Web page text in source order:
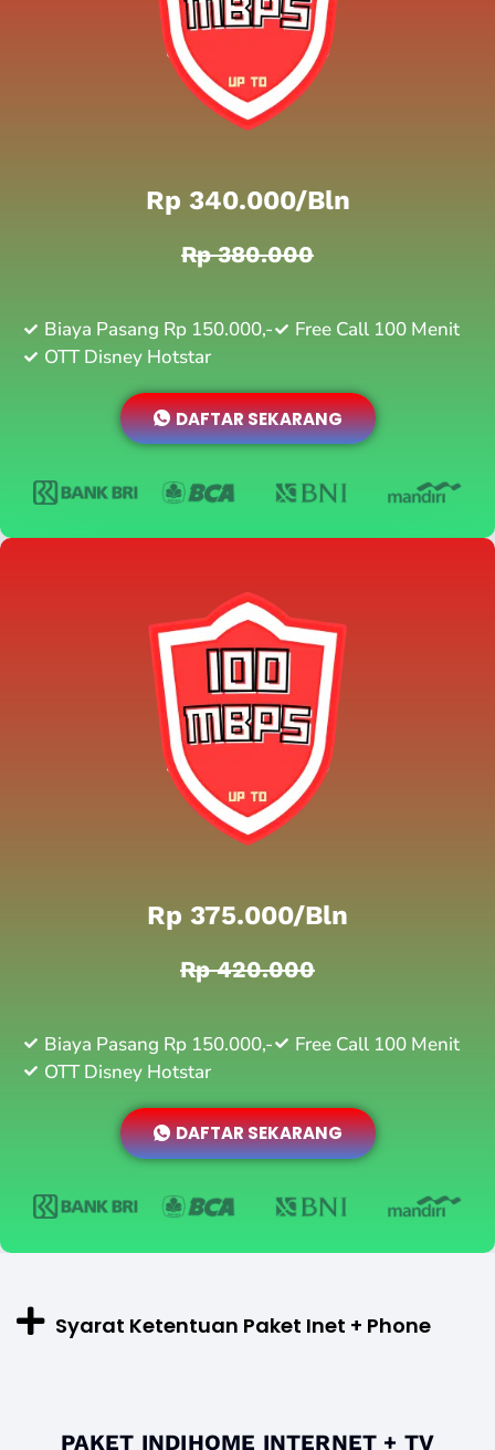
Rp 340.000/bln
Rp 380.000
Biaya Pasang Rp 150.000,-
Free Call 100 Menit
OTT Disney Hotstar
DAFTAR SEKARANG
Rp 375.000/bln
Rp 420.000
Biaya Pasang Rp 150.000,-
Free Call 100 Menit
OTT Disney Hotstar
DAFTAR SEKARANG
Syarat Ketentuan Paket Inet + Phone
PAKET INDIHOME INTERNET + TV